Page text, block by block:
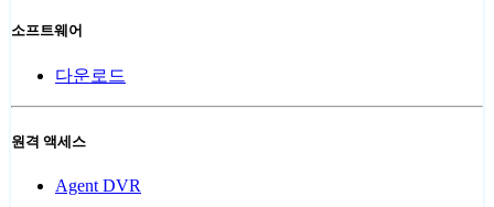
소프트웨어
다운로드
원격 액세스
Agent DVR